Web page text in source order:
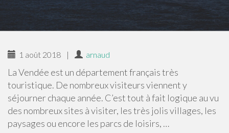
1 août 2018 | arnaud
La Vendée est un département français très
touristique. De nombreux visiteurs viennent y
séjourner chaque année. C’est tout à fait logique au vu
des nombreux sites à visiter, les très jolis villages, les
paysages ou encore les parcs de loisirs, …